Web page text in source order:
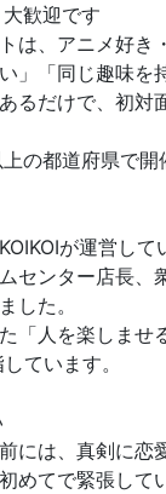
歓迎です
は、アニメ好き
」「同じ趣味
るだけで、初
の都道府県で開
が運営して
センター店長
した。
「人を楽しま
ています。
には、真剣に
めてで緊張し